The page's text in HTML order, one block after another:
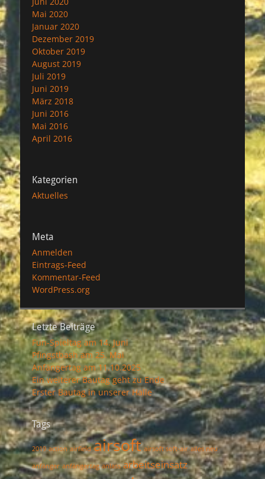
Mai 2020
Januar 2020
Dezember 2019
Oktober 2019
August 2019
Juli 2019
Juni 2019
März 2018
Juni 2016
Mai 2016
April 2016
Kategorien
Aktuelles
Meta
Anmelden
Eintrags-Feed
Kommentar-Feed
WordPress.org
Letzte Beiträge
Fun-Spieltag am 14. Juni
Pfingstbash am 25. Mai
Anfängertag am 11.10.2025
Ein weiterer Bautag geht zu Ende
Erster Bautag in unserer Halle
Tags
2019 action airfield airsoft airsoft soft-air alles neu
anfänger anfängertag anlass arbeitseinsatz